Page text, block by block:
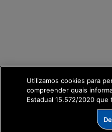
Utilizamos cookies para
compreender quais
Estadual 15.572/2020